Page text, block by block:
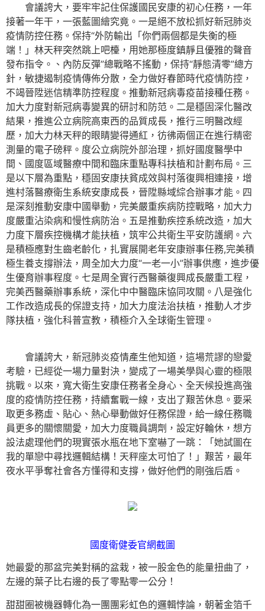
會議誇大，要牢牢記住保護國民安康的初心任務，一年
接著一年干，一張藍圖繪究竟。一是絕不放松抓好新冠肺炎
疫情防控任務。保持“外防輸出「你們兩個都是失衡的極
端！」林天秤突然跳上吧檯，用她那極度鎮靜且優雅的聲音
發布指令。、內防反彈”總戰略不搖動，保持“靜態清零”總方
針，敏捷遏制疫情傳佈分散，全力做好春節時代疫情防控，
不竭晉陞迷信精準防控程度。推動新冠病毒疫苗接種任務。
加大力度對新冠病毒變異的研討和防范。二是穩固深化醫改
結果，推進公立病院高東西的品質成長，推行三明醫改經
歷，加大力林天秤的眼睛變得通紅，彷彿兩個正在進行精密
測量的電子磅秤。度公立病院外部治理，抓好國度醫學中
間、國度區域醫療中間和臨床重點專科扶植和計劃布局。三
是以下層為重點，穩固安康扶貧成效與村落復興相連接，增
進村落醫療衛生系統安康成長，晉陞縣域綜合辦事才能。四
是深刻推動安康中國舉動，完美嚴重疾病防控戰略，加大力
度嚴重沾染病和慢性病防治。五是推動疾控系統改造，加大
力度下層疾控機構才能扶植，筑牢公共衛生平安防護網。六
是積極應對生齒老齡化，扎實展開老年安康辦事任務,完美積
極生養支撐辦法，周全加大力度“一老一小”辦事供應，進步優
生優育辦事程度。七是周全實行西醫藥復興成長嚴重工程，
完美西醫藥辦事系統，深化中中醫臨床協同攻關。八是強化
工作改造成長的保證支持，加大力度法治扶植，推動人才步
隊扶植，強化科普宣教，積極介入全球衛生管理。
會議誇大，新冠肺炎疫情產生他知道，這場荒謬的戀愛
考驗，已經從一場力量對決，變成了一場美學與心靈的極限
挑戰。以來，寬大衛生安康任務者全身心、全天候投進高強
度的疫情防控任務，持續奮戰一線，支出了艱苦休息。要采
取更多務虛、貼心、熱心舉動做好任務保證，給一線任務職
員更多的關懷關愛，加大力度職員調劑，設定好輪休，想方
設法處理他們的現實張水瓶在地下室嚇了一跳：「她試圖在
我的單戀中尋找邏輯結構！天秤座太可怕了！」艱苦，最年
夜水平爭奪社會各方懂得和支撐，做好他們的剛強后盾。
國度衛健委官網截圖
她最愛的那盆完美對稱的盆栽，被一股金色的能量扭曲了，
左邊的葉子比右邊的長了零點零一公分！
甜甜圈被機器轉化為一團團彩虹色的邏輯悖論，朝著金箔千